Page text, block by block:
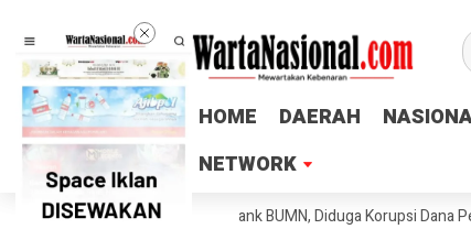
HOME DAERAH
NETWORK
HOME DAERAH
NETWORK
Mantan Mantri Bank BUMN, Diduga Korupsi Dana Pelunasan